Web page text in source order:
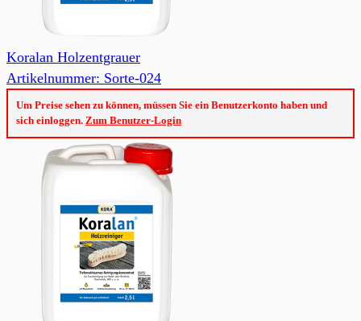
Koralan Holzentgrauer
Artikelnummer: Sorte-024
Um Preise sehen zu können, müssen Sie ein Benutzerkonto haben und
sich einloggen. Zum Benutzer-Login